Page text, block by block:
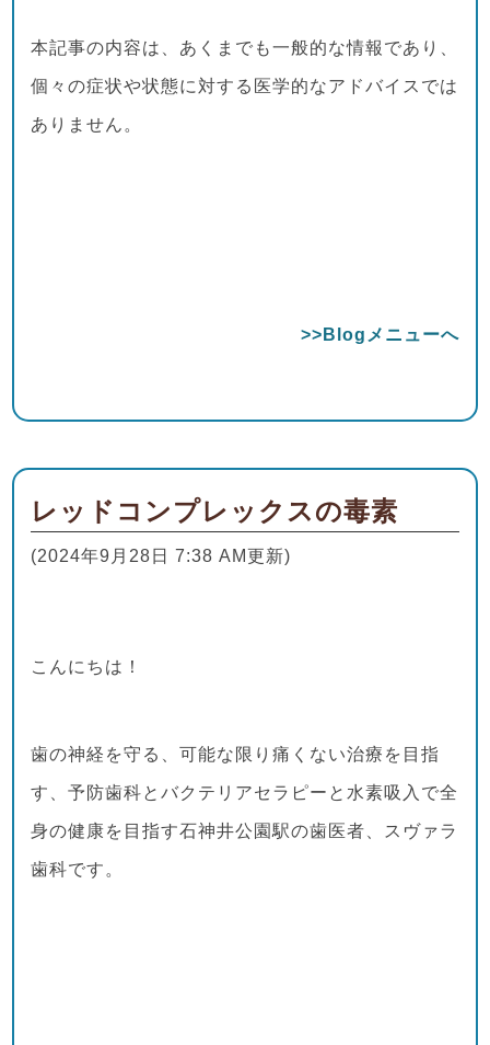
本記事の内容は、あくまでも一般的な情報であり、
個々の症状や状態に対する医学的なアドバイスでは
ありません。
>>Blogメニューへ
レッドコンプレックスの毒素
(2024年9月28日 7:38 AM更新)
こんにちは！
歯の神経を守る、可能な限り痛くない治療を目指
す、予防歯科とバクテリアセラピーと水素吸入で全
身の健康を目指す石神井公園駅の歯医者、スヴァラ
歯科です。